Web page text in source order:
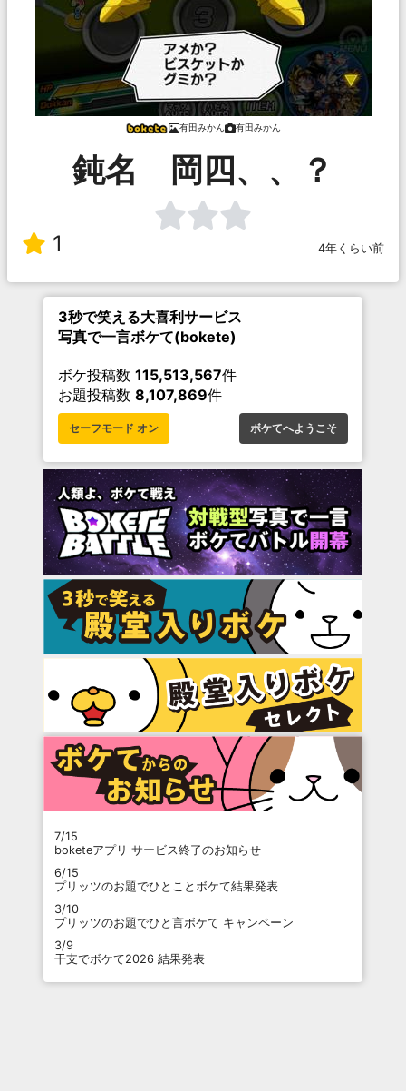
有田みかん 有田みかん
鈍名 岡四、、？
1 4年くらい前
3秒で笑える大喜利サービス
写真で一言ボケて(bokete)
ボケ投稿数 115,513,567件
お題投稿数 8,107,869件
セーフモード オン ボケてへようこそ
7/15
boketeアプリ サービス終了のお知らせ
6/15
プリッツのお題でひとことボケて結果発表
3/10
プリッツのお題でひと言ボケて キャンペーン
3/9
干支でボケて2026 結果発表